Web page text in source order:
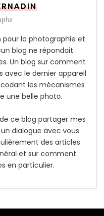
pour la photographie et
blog ne répondait
Un blog sur comment
avec le dernier appareil
les mécanismes
une belle photo.
ce blog partager mes
dialogue avec vous.
des articles
et sur comment
en particulier.